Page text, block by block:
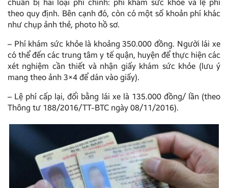
chuẩn bị hai loại phí chính: phí khám sức khỏe và lệ phí
theo quy định. Bên cạnh đó, còn có một số khoản phí khác
như chụp ảnh thẻ, photo hồ sơ.
– Phí khám sức khỏe là khoảng 350.000 đồng. Người lái xe
có thể đến các trung tâm y tế quận, huyện để thực hiện các
xét nghiệm cần thiết và nhận giấy khám sức khỏe (lưu ý
mang theo ảnh 3×4 để dán vào giấy).
– Lệ phí cấp lại, đổi bằng lái xe là 135.000 đồng/ lần (theo
Thông tư 188/2016/TT-BTC ngày 08/11/2016).